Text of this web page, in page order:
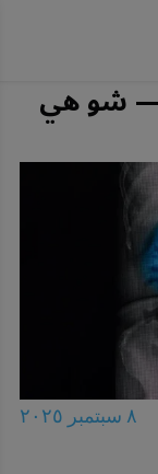
— شو هي
٨ سبتمبر ٢٠٢٥